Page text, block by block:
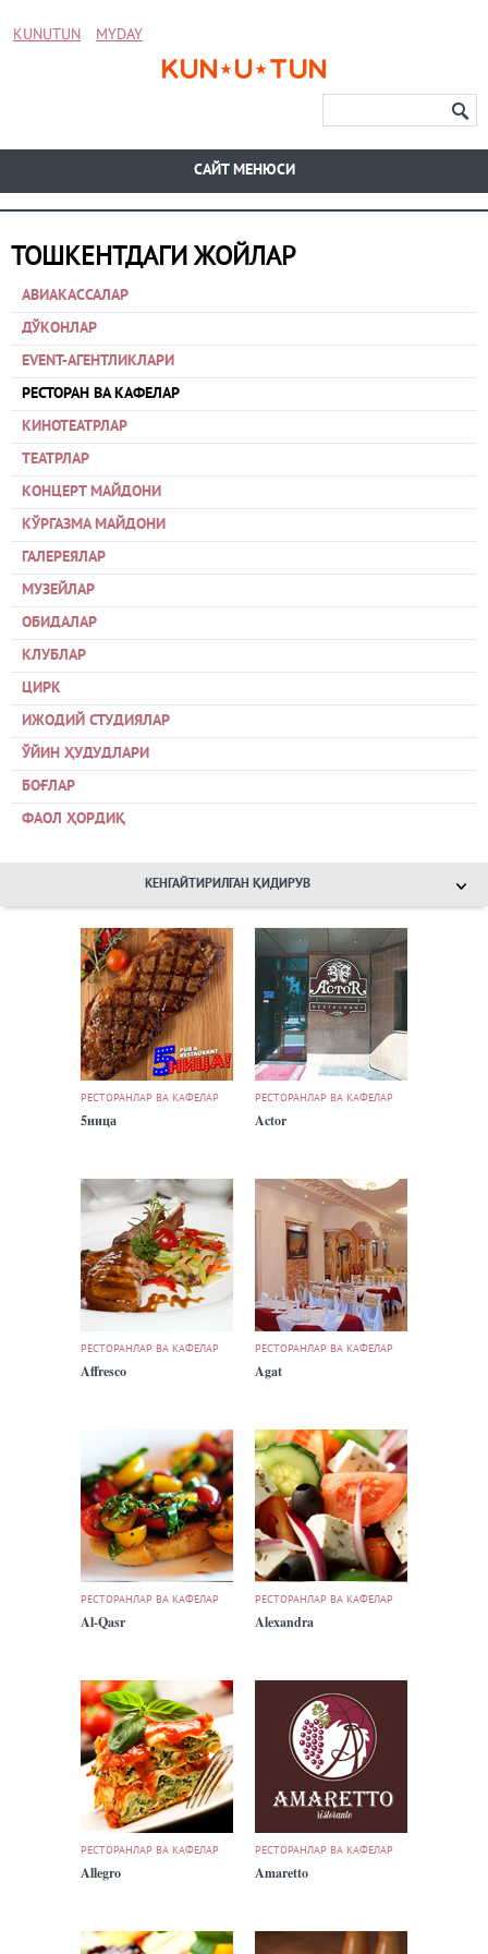
KUNUTUN MYDAY
CАЙТ МЕНЮСИ
ТОШКЕНТДАГИ ЖОЙЛАР
АВИАКАССАЛАР
ДЎКОНЛАР
EVENT-АГЕНТЛИКЛАРИ
РЕСТОРАН ВА КАФЕЛАР
КИНОТЕАТРЛАР
ТЕАТРЛАР
КОНЦЕРТ МАЙДОНИ
КЎРГАЗМА МАЙДОНИ
ГАЛЕРЕЯЛАР
МУЗЕЙЛАР
ОБИДАЛАР
КЛУБЛАР
ЦИРК
ИЖОДИЙ СТУДИЯЛАР
ЎЙИН ҲУДУДЛАРИ
БОҒЛАР
ФАОЛ ҲОРДИҚ
КЕНГАЙТИРИЛГАН ҚИДИРУВ
РЕСТОРАНЛАР ВА КАФЕЛАР
5ница
РЕСТОРАНЛАР ВА КАФЕЛАР
Actor
РЕСТОРАНЛАР ВА КАФЕЛАР
Affresco
РЕСТОРАНЛАР ВА КАФЕЛАР
Agat
РЕСТОРАНЛАР ВА КАФЕЛАР
Al-Qasr
РЕСТОРАНЛАР ВА КАФЕЛАР
Alexandra
РЕСТОРАНЛАР ВА КАФЕЛАР
Allegro
РЕСТОРАНЛАР ВА КАФЕЛАР
Amaretto